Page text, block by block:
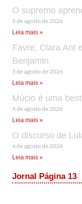
O supremo
5 de agosto de 2026
Leia mais »
Favre, Clara Ant
Benjamin
5 de agosto de 2026
Leia mais »
Múcio é uma
4 de agosto de 2026
Leia mais »
O discurso de
4 de agosto de 2026
Leia mais »
Jornal Página 13